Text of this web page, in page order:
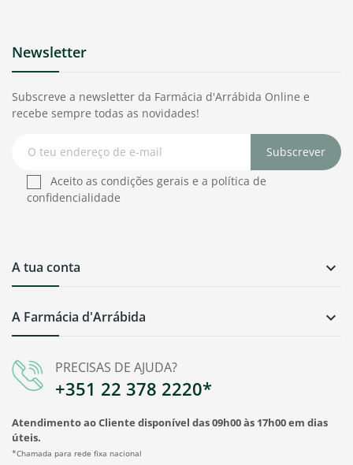
PRECISAS DE AJUDA?
+351 22 378 2220*
Atendimento ao Cliente disponível das 09h00 às 17h00 em dias
úteis.
*Chamada para rede fixa nacional
A Farmácia d'Arrábida 
A tua conta 
Newsletter
Subscreve a newsletter da Farmácia d'Arrábida Online e
recebe sempre todas as novidades!
Subscrever
Aceito as condições gerais e a política de
confidencialidade